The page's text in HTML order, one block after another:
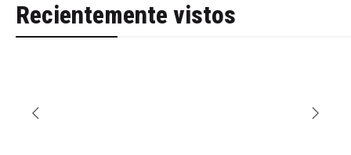
Recientemente vistos